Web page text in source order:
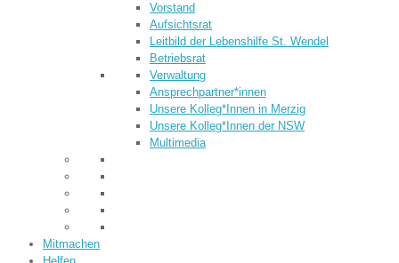
Vorstand
Aufsichtsrat
Leitbild der Lebenshilfe St. Wendel
Betriebsrat
Verwaltung
Ansprechpartner*innen
Unsere Kolleg*Innen in Merzig
Unsere Kolleg*Innen der NSW
Multimedia
Mitmachen